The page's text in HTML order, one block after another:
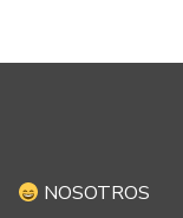
NOSOTROS